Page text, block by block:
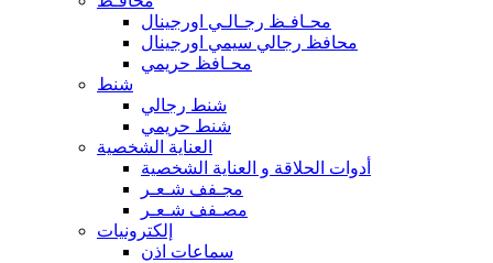
محـافـظ رجـالـي اورجينال
محافظ رجالي سيمي اورجينال
محـافظ حريمي
شنط
شنط رجالي
شنط حريمي
العناية الشخصية
أدوات الحلاقة و العناية الشخصية
مجـفف شـعـر
مصـفف شـعـر
إلكترونيات
سماعات اذن